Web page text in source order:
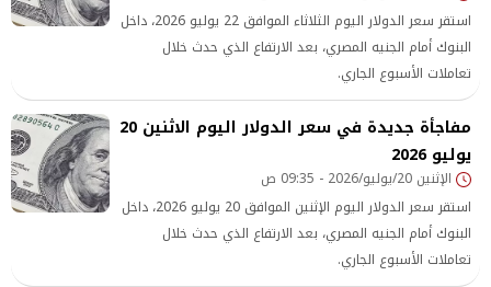
استقر سعر الدولار اليوم الثلاثاء الموافق 22 يوليو 2026، داخل
البنوك أمام الجنيه المصري، بعد الارتفاع الذي حدث خلال
تعاملات الأسبوع الجاري.
مفاجأة جديدة في سعر الدولار اليوم الاثنين 20
يوليو 2026
الإثنين 20/يوليو/2026 - 09:35 ص
استقر سعر الدولار اليوم الإثنين الموافق 20 يوليو 2026، داخل
البنوك أمام الجنيه المصري، بعد الارتفاع الذي حدث خلال
تعاملات الأسبوع الجاري.